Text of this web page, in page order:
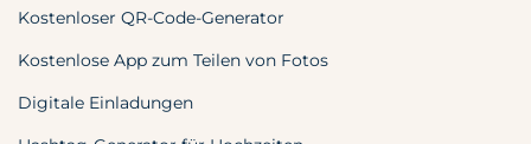
Kostenloser QR-Code-Generator
Kostenlose App zum Teilen von Fotos
Digitale Einladungen